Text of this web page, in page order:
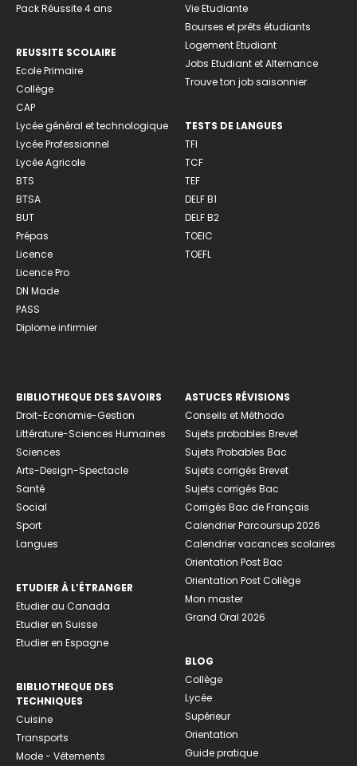
Pack Réussite 4 ans
REUSSITE SCOLAIRE
Ecole Primaire
Collège
CAP
Lycée général et technologique
Lycée Professionnel
Lycée Agricole
BTS
BTSA
BUT
Prépas
Licence
Licence Pro
DN Made
PASS
Diplome infirmier
Vie Etudiante
Bourses et prêts étudiants
Logement Etudiant
Jobs Etudiant et Alternance
Trouve ton job saisonnier
TESTS DE LANGUES
TFI
TCF
TEF
DELF B1
DELF B2
TOEIC
TOEFL
BIBLIOTHEQUE DES SAVOIRS
Droit-Economie-Gestion
Littérature-Sciences Humaines
Sciences
Arts-Design-Spectacle
Santé
Social
Sport
Langues
ETUDIER À L’ÉTRANGER
Etudier au Canada
Etudier en Suisse
Etudier en Espagne
BIBLIOTHEQUE DES
TECHNIQUES
Cuisine
Transports
Mode - Vêtements
ASTUCES RÉVISIONS
Conseils et Méthodo
Sujets probables Brevet
Sujets Probables Bac
Sujets corrigés Brevet
Sujets corrigés Bac
Corrigés Bac de Français
Calendrier Parcoursup 2026
Calendrier vacances scolaires
Orientation Post Bac
Orientation Post Collège
Mon master
Grand Oral 2026
BLOG
Collège
Lycée
Supérieur
Orientation
Guide pratique